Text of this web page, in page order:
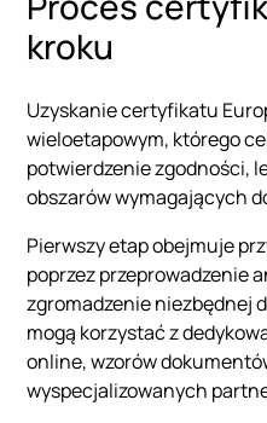
kroku
Uzyskanie certyfikatu
wieloetapowym, którego
potwierdzenie zgodności,
obszarów wymagających
Pierwszy etap obejmuje
poprzez przeprowadzenie
zgromadzenie niezbędnej
mogą korzystać z
online, wzorów
wyspecjalizowanych